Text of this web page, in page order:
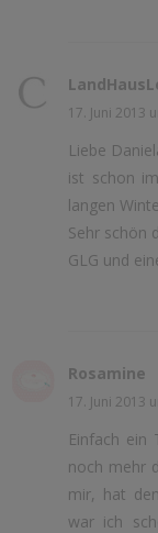
17. Juni 2013
Liebe
ist schon
langen
Sehr schön
GLG und
Rosamine
17. Juni 2013
Einfach ein
noch mehr
mir, hat
war ich